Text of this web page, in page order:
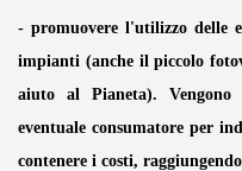
- promuovere l'utilizzo delle
impianti (anche il piccolo
aiuto al Pianeta). Vengono
eventuale consumatore per
contenere i costi,